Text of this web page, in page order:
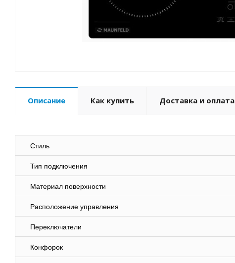
Описание Как купить Доставка и оплата
Стиль
Тип подключения
Материал поверхности
Расположение управления
Переключатели
Конфорок